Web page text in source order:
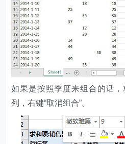
如果是按照季度来组合的话
列，右键“取消组合”。